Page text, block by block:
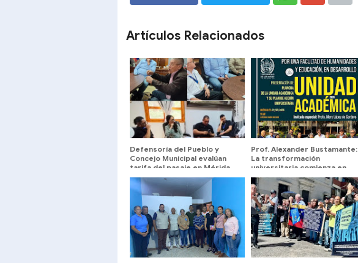
Artículos Relacionados
Defensoría del Pueblo y
Concejo Municipal evalúan
tarifa del pasaje en Mérida
Prof. Alexander Bustamante:
La transformación
universitaria comienza en
sus Escuelas y Facultades